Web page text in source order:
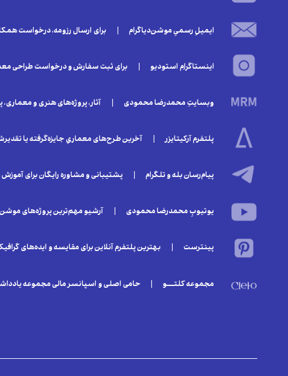
ایمیلِ رسمیِ موشن‌دیاگرام | برای ارسال رزومه، درخواست
اینستاگرامِ استودیو | برای ثبت سفارش و درخواست طراحی
وبسایتِ محمدرضا محمودی | آثار، پروژه‌های هنری و معماری،
پلتفرمِ آرکیتایزر | آخرین طرح‌های معماریِ جایزه‌گرفته یا
پیام‌رسان بله و تلگرام | پشتیبانی و مشاوره رایگان برای
یوتیوبِ محمدرضا محمودی | آرشیو مهم‌ترین پروژه‌های موشن و
پینترست | بهترین پلتفرم آنلاین برای مقایسه و ایده‌های
مجموعه کلتـــو | حامی اصلی و اسپانسر مالی مجموعه